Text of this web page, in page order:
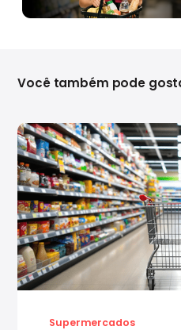
Supermercados
Você também pode